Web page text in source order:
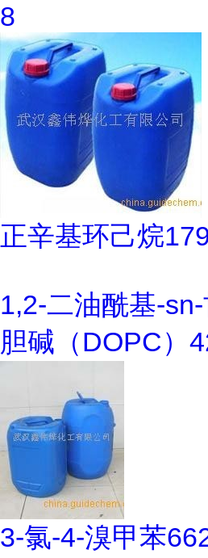
8
正辛基环己烷
1,2-二油酰基-
胆碱（DOPC）
3-氯-4-溴甲苯